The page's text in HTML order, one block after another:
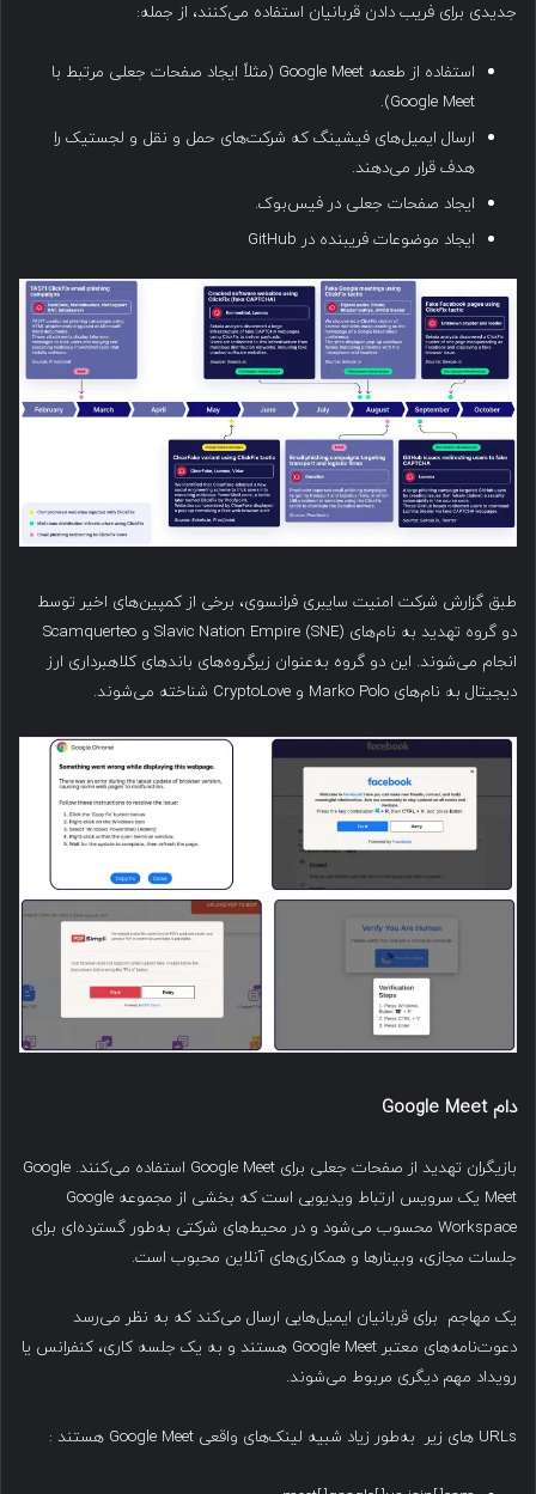
جدیدی برای فریب دادن قربانیان استفاده می‌کنند، از جمله:
استفاده از طعمه Google Meet (مثلاً ایجاد صفحات جعلی مرتبط با
Google Meet).
ارسال ایمیل‌های فیشینگ که شرکت‌های حمل و نقل و لجستیک را
هدف قرار می‌دهند.
ایجاد صفحات جعلی در فیس‌بوک.
ایجاد موضوعات فریبنده در GitHub
طبق گزارش شرکت امنیت سایبری فرانسوی، برخی از کمپین‌های اخیر توسط
دو گروه تهدید به نام‌های Slavic Nation Empire (SNE) و Scamquerteo
انجام می‌شوند. این دو گروه به‌عنوان زیرگروه‌های باندهای کلاهبرداری ارز
دیجیتال به نام‌های Marko Polo و CryptoLove شناخته می‌شوند.
دامGoogle Meet
بازیگران تهدید از صفحات جعلی برای Google Meet استفاده می‌کنند. Google
Meet یک سرویس ارتباط ویدیویی است که بخشی از مجموعه Google
Workspace محسوب می‌شود و در محیط‌های شرکتی به‌طور گسترده‌ای برای
جلسات مجازی، وبینارها و همکاری‌های آنلاین محبوب است.
یک مهاجم برای قربانیان ایمیل‌هایی ارسال می‌کند که به نظر می‌رسد
دعوت‌نامه‌های معتبر Google Meet هستند و به یک جلسه کاری، کنفرانس یا
رویداد مهم دیگری مربوط می‌شوند.
URLs های زیر به‌طور زیاد شبیه لینک‌های واقعی Google Meet هستند :